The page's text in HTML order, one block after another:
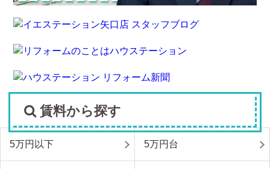
賃料から探す
5万円以下 5万円台